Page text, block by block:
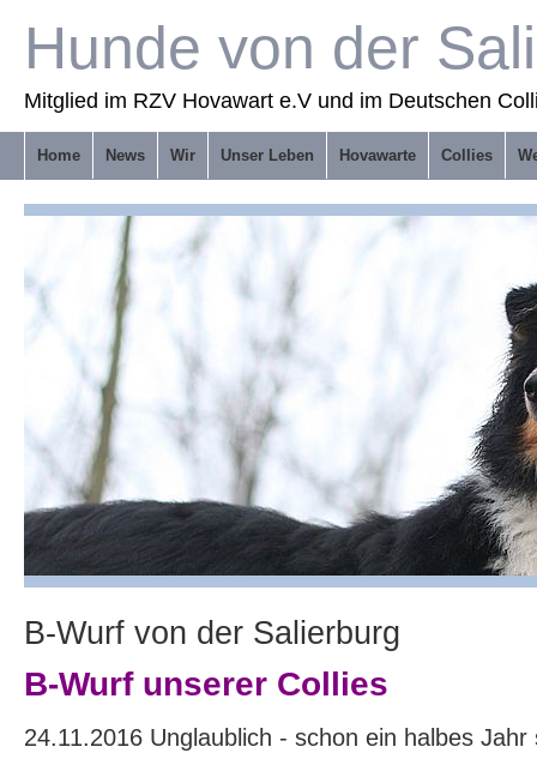
Hunde von der
Mitglied im RZV Hovawart e.V und im Deutschen
Home News Wir Unser Leben Hovawarte Collies
B-Wurf von der Salierburg
B-Wurf unserer Collies
24.11.2016 Unglaublich - schon ein halbes